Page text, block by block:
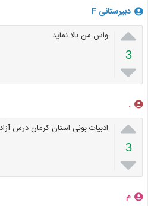
دبیرستانی F

3

واس من بالا نماید
.

3

ادبیات بونی استان کرمان درس
م